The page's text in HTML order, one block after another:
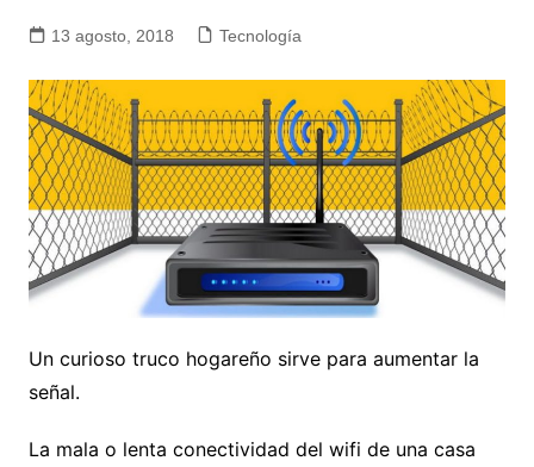
13 agosto, 2018 Tecnología
Un curioso truco hogareño sirve para aumentar la
señal.
La mala o lenta conectividad del wifi de una casa